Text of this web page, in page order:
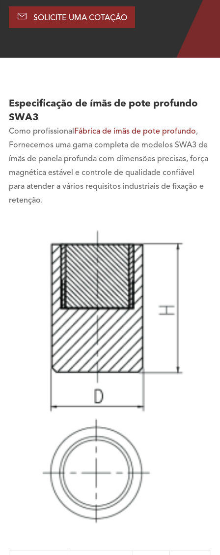
 SOLICITE UMA COTAÇÃO
Especificação de ímãs de pote profundo
SWA3
Como profissional Fábrica de ímãs de pote profundo,
Fornecemos uma gama completa de modelos SWA3 de
ímãs de panela profunda com dimensões precisas, força
magnética estável e controle de qualidade confiável
para atender a vários requisitos industriais de fixação e
retenção.